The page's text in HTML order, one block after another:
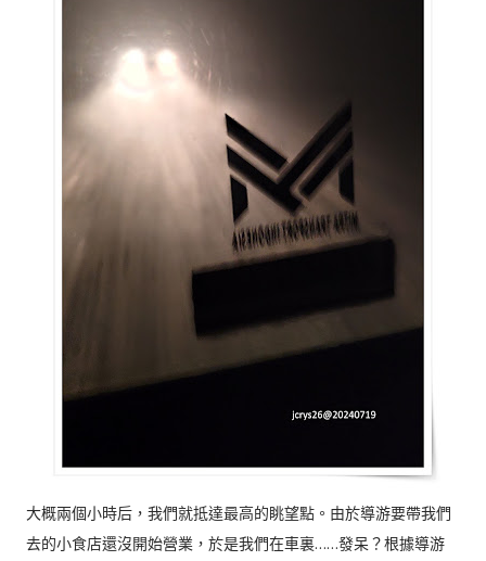
大概兩個小時后，我們就抵達最高的眺望點。由於導游要帶我們
去的小食店還沒開始營業，於是我們在車裏……發呆？根據導游